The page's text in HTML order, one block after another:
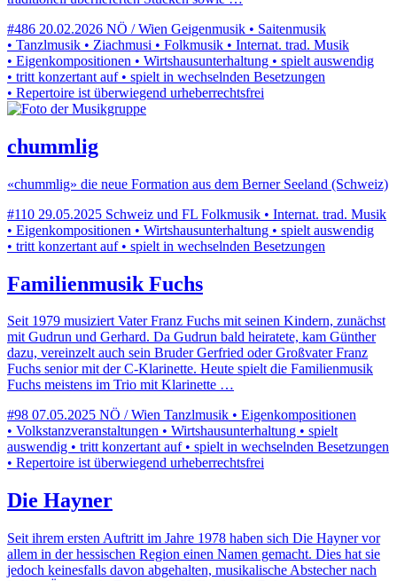
#486 20.02.2026 NÖ / Wien Geigenmusik • Saitenmusik
• Tanzlmusik • Ziachmusi • Folkmusik • Internat. trad. Musik
• Eigenkompositionen • Wirtshausunterhaltung • spielt auswendig
• tritt konzertant auf • spielt in wechselnden Besetzungen
• Repertoire ist überwiegend urheberrechtsfrei
chummlig
«chummlig» die neue Formation aus dem Berner Seeland (Schweiz)
#110 29.05.2025 Schweiz und FL Folkmusik • Internat. trad. Musik
• Eigenkompositionen • Wirtshausunterhaltung • spielt auswendig
• tritt konzertant auf • spielt in wechselnden Besetzungen
Familienmusik Fuchs
Seit 1979 musiziert Vater Franz Fuchs mit seinen Kindern, zunächst
mit Gudrun und Gerhard. Da Gudrun bald heiratete, kam Günther
dazu, vereinzelt auch sein Bruder Gerfried oder Großvater Franz
Fuchs senior mit der C-Klarinette. Heute spielt die Familienmusik
Fuchs meistens im Trio mit Klarinette …
#98 07.05.2025 NÖ / Wien Tanzlmusik • Eigenkompositionen
• Volkstanzveranstaltungen • Wirtshausunterhaltung • spielt
auswendig • tritt konzertant auf • spielt in wechselnden Besetzungen
• Repertoire ist überwiegend urheberrechtsfrei
Die Hayner
Seit ihrem ersten Auftritt im Jahre 1978 haben sich Die Hayner vor
allem in der hessischen Region einen Namen gemacht. Dies hat sie
jedoch keinesfalls davon abgehalten, musikalische Abstecher nach